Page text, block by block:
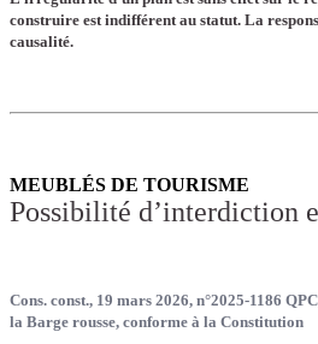
construire est indifférent au statut. La
causalité.
MEUBLÉS DE TOURISME
Possibilité d’interdiction
Cons. const., 19 mars 2026, n°2025-1186
la Barge rousse, conforme à la Constitution